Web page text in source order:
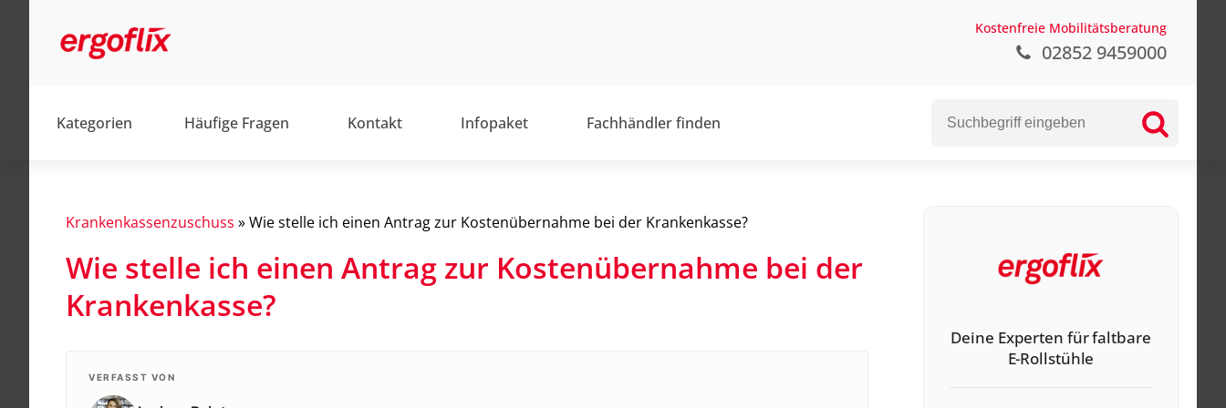
Kostenfreie Mobilitätsberatung
02852 9459000
Kategorien Häufige Fragen Kontakt Infopaket Fachhändler finden
Alltag
Barrierefrei
Elektrorollstühle
Krankenkassenzuschuss »Wie stelle ich einen Antrag zur Kostenübernahme bei der Krankenkasse?
Wie stelle ich einen Antrag zur Kostenübernahme bei der
Krankenkasse?
VERFASST VON
Deine Experten für faltbare
E-Rollstühle